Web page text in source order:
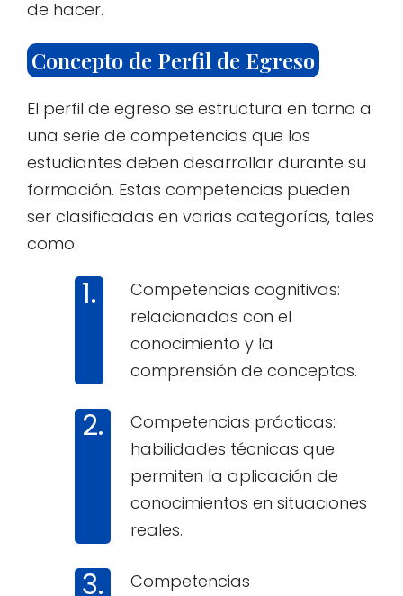
de hacer.
Concepto de Perfil de Egreso
El perfil de egreso se estructura en torno a
una serie de competencias que los
estudiantes deben desarrollar durante su
formación. Estas competencias pueden
ser clasificadas en varias categorías, tales
como:
Competencias cognitivas:
relacionadas con el
conocimiento y la
comprensión de conceptos.
Competencias prácticas:
habilidades técnicas que
permiten la aplicación de
conocimientos en situaciones
reales.
Competencias